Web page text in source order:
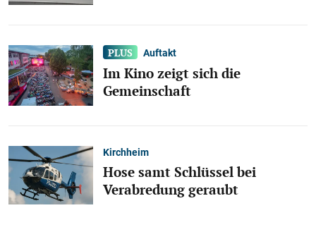
Auftakt
Im Kino zeigt sich die
Gemeinschaft
Kirchheim
Hose samt Schlüssel bei
Verabredung geraubt